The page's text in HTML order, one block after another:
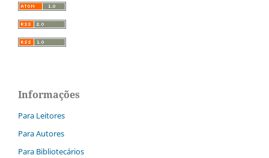
Informações
Para Leitores
Para Autores
Para Bibliotecários